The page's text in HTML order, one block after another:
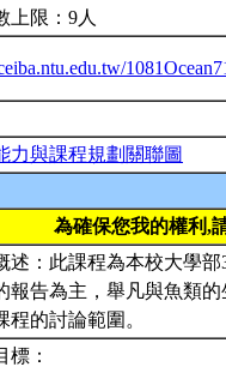
上限：9人
力與課程規劃關聯圖
為確保您我的權利,
述：此課程為本校大學
報告為主，舉凡與魚類
程的討論範圍。
標：